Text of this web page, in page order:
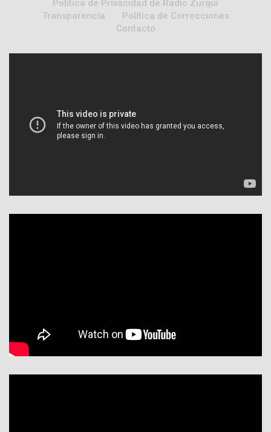
Política de Privacidad de Radio Zurqui
Transparencia
Política de Correcciones
Contacto